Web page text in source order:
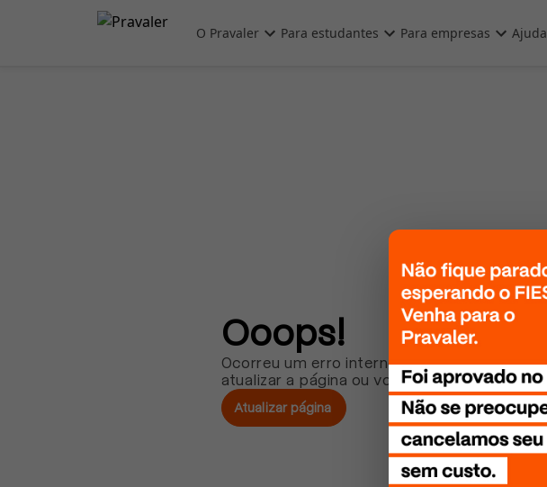
Pular para o conteúdo principal
O Pravaler Para estudantes Para empresas Ajuda
Ooops!
Ocorreu um erro interno. Por favor, tente
atualizar a página ou volte mais tarde!
Atualizar página